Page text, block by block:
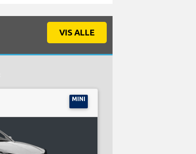
VIS ALLE
MINI